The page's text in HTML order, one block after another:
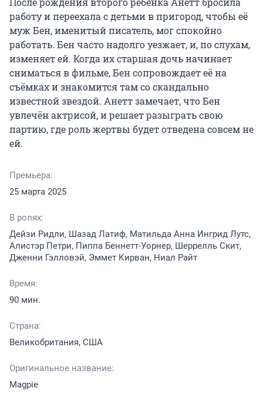
работу и переехала с детьми в пригород, чтобы её
муж Бен, именитый писатель, мог спокойно
работать. Бен часто надолго уезжает, и, по слухам,
изменяет ей. Когда их старшая дочь начинает
сниматься в фильме, Бен сопровождает её на
съёмках и знакомится там со скандально
известной звездой. Анетт замечает, что Бен
увлечён актрисой, и решает разыграть свою
партию, где роль жертвы будет отведена совсем не
ей.
Премьера:
25 марта 2025
В ролях:
Дейзи Ридли, Шазад Латиф, Матильда Анна Ингрид Лутс,
Алистэр Петри, Пиппа Беннетт-Уорнер, Шеррелль Скит,
Дженни Гэлловэй, Эммет Кирван, Ниал Райт
Время:
90 мин.
Страна:
Великобритания, США
Оригинальное название:
Magpie